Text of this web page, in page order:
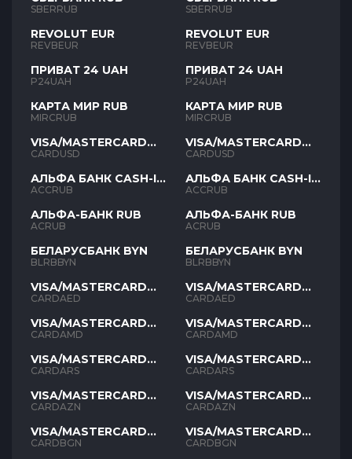
SBERRUB
REVOLUT EUR
REVBEUR
ПРИВАТ 24 UAH
P24UAH
КАРТА МИР RUB
MIRCRUB
VISA/MASTERCARD
USD
CARDUSD
АЛЬФА БАНК CASH-IN
RUB
ACCRUB
АЛЬФА-БАНК RUB
ACRUB
БЕЛАРУСБАНК BYN
BLRBBYN
VISA/MASTERCARD
AED
CARDAED
VISA/MASTERCARD
AMD
CARDAMD
VISA/MASTERCARD
ARS
CARDARS
VISA/MASTERCARD
AZN
CARDAZN
VISA/MASTERCARD
BGN
CARDBGN
SBERRUB
REVOLUT EUR
REVBEUR
ПРИВАТ 24 UAH
P24UAH
КАРТА МИР RUB
MIRCRUB
VISA/MASTERCARD
USD
CARDUSD
АЛЬФА БАНК CASH-IN
RUB
ACCRUB
АЛЬФА-БАНК RUB
ACRUB
БЕЛАРУСБАНК BYN
BLRBBYN
VISA/MASTERCARD
AED
CARDAED
VISA/MASTERCARD
AMD
CARDAMD
VISA/MASTERCARD
ARS
CARDARS
VISA/MASTERCARD
AZN
CARDAZN
VISA/MASTERCARD
BGN
CARDBGN